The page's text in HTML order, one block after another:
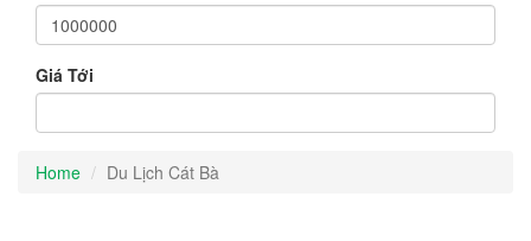
Giá Tới
Home Du Lịch Cát Bà